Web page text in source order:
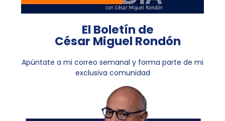
El Boletín de
César Miguel Rondón
Apúntate a mi correo semanal y forma parte de mi
exclusiva comunidad